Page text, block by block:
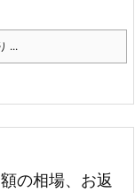
...
の相場、お返